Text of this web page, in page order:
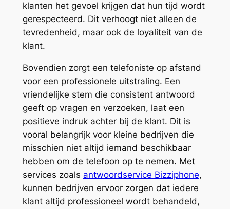
klanten het gevoel krijgen dat hun tijd wordt
gerespecteerd. Dit verhoogt niet alleen de
tevredenheid, maar ook de loyaliteit van de
klant.
Bovendien zorgt een telefoniste op afstand
voor een professionele uitstraling. Een
vriendelijke stem die consistent antwoord
geeft op vragen en verzoeken, laat een
positieve indruk achter bij de klant. Dit is
vooral belangrijk voor kleine bedrijven die
misschien niet altijd iemand beschikbaar
hebben om de telefoon op te nemen. Met
services zoals antwoordservice Bizziphone,
kunnen bedrijven ervoor zorgen dat iedere
klant altijd professioneel wordt behandeld,